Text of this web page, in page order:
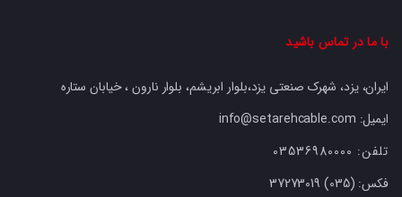
با ما در تماس باشید
ایران، یزد، شهرک صنعتی یزد،بلوار ابریشم، بلوار نارون ، خیابان ستاره
ایمیل: info@setarehcable.com
تلفن: 03536980000
فکس: 37273019 (035)